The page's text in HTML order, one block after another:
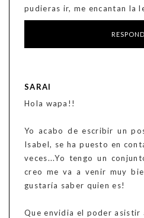
pudieras ir, me encantan la
SARAI
Hola wapa!!
Yo acabo de escribir un
Isabel, se ha puesto en
veces...Yo tengo un
creo me va a venir muy
gustaría saber quien es!
Que envidia el poder asistir